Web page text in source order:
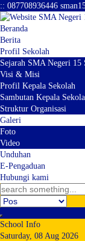
:: 087708936446
Beranda
Berita
Profil Sekolah
Sejarah SMA Negeri 15
Visi & Misi
Profil Kepala Sekolah
Sambutan Kepala
Struktur Organisasi
Galeri
Foto
Video
Unduhan
E-Pengaduan
Hubungi kami
School Info
Saturday, 08 Aug 2026